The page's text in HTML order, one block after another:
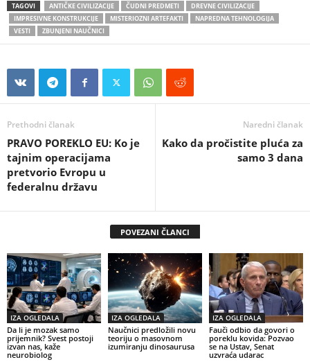
TAGOVI ANTIČKE CIVILIZACIJE ČUDNI PREDMETI
DREVNE CIVILIZACIJE
IMPRESIVNE KONSTRUKCIJE
MISTERIOZNI ARTEFAKTI
NAPREDNA TEHNOLOGIJA
VESTI
ZBUNJENI NAUČNICI
Prethodni članak
PRAVO POREKLO EU: Ko je
tajnim operacijama
pretvorio Evropu u
federalnu državu
Naredni članak
Kako da pročistite pluća za
samo 3 dana
POVEZANI ČLANCI
IZA OGLEDALA
Da li je mozak samo
prijemnik? Svest postoji
izvan nas, kaže
neurobiolog
IZA OGLEDALA
Naučnici predložili novu
teoriju o masovnom
izumiranju dinosaurusa
IZA OGLEDALA
Fauči odbio da govori o
poreklu kovida: Pozvao
se na Ustav, Senat
uzvraća udarac